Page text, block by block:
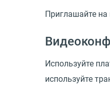
Приглашайте
Используйте
используйте